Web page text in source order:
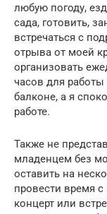
любую погоду,
сада, готовить,
встречаться с
отрыва от моей
организовать
часов для
балконе, а я
работе.
Также не
младенцем без
оставить на
провести время
концерт или